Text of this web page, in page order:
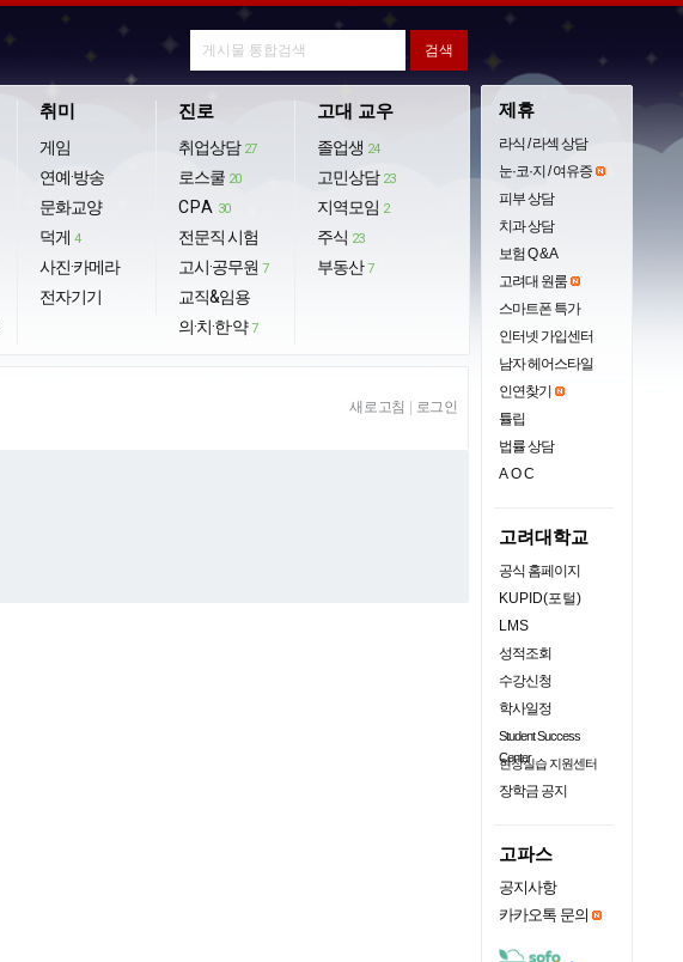
취미
게임
연예·방송
문화교양
덕게 4
사진·카메라
전자기기
진로
취업상담 27
로스쿨 20
CPA 30
전문직 시험
고시·공무원 7
교직&임용
의·치·한·약 7
고대 교우
졸업생 24
고민상담 23
지역모임 2
주식 23
부동산 7
새로고침 로그인
제휴
라식 / 라섹 상담
눈·코·지 / 여유증
피부 상담
치과 상담
보험 Q & A
고려대 원룸
스마트폰 특가
인터넷 가입센터
남자 헤어스타일
인연찾기
튤립
법률 상담
AOC
고려대학교
공식 홈페이지
KUPID(포털)
LMS
성적조회
수강신청
학사일정
Student Success
Center
현장실습 지원센터
장학금 공지
고파스
공지사항
카카오톡 문의